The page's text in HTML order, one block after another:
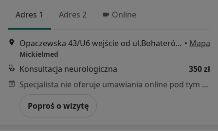
Adres 1 Adres 2 Online
Opaczewska 43/U6 wejście od ul.Bohaterów Września, Warszawa • Mapa
Mickielmed
Konsultacja neurologiczna
350 zł
Specjalista nie oferuje umawiania online pod tym adresem.
Poproś o wizytę